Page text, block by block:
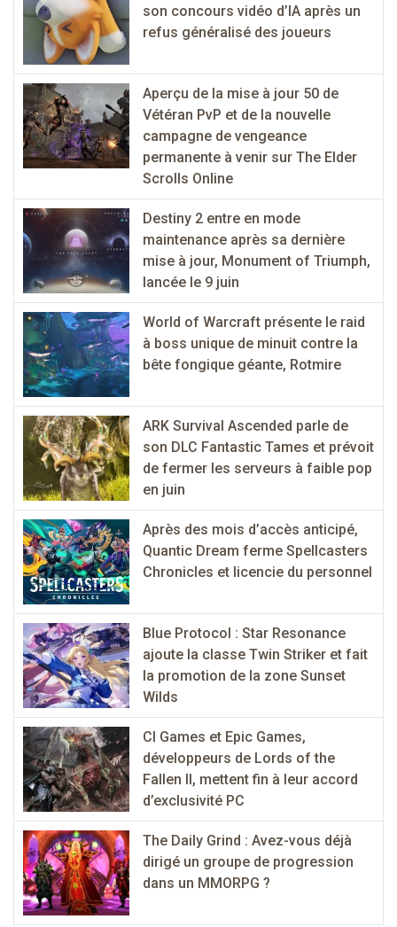
son concours vidéo d’IA après un
refus généralisé des joueurs
Aperçu de la mise à jour 50 de
Vétéran PvP et de la nouvelle
campagne de vengeance
permanente à venir sur The Elder
Scrolls Online
Destiny 2 entre en mode
maintenance après sa dernière
mise à jour, Monument of Triumph,
lancée le 9 juin
World of Warcraft présente le raid
à boss unique de minuit contre la
bête fongique géante, Rotmire
ARK Survival Ascended parle de
son DLC Fantastic Tames et prévoit
de fermer les serveurs à faible pop
en juin
Après des mois d’accès anticipé,
Quantic Dream ferme Spellcasters
Chronicles et licencie du personnel
Blue Protocol : Star Resonance
ajoute la classe Twin Striker et fait
la promotion de la zone Sunset
Wilds
CI Games et Epic Games,
développeurs de Lords of the
Fallen II, mettent fin à leur accord
d’exclusivité PC
The Daily Grind : Avez-vous déjà
dirigé un groupe de progression
dans un MMORPG ?